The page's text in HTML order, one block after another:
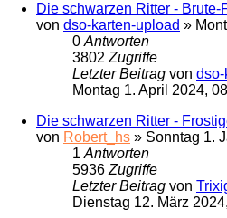
Die schwarzen Ritter -
von dso-karten-upload »
0Antworten
3802Zugriffe
Letzter Beitrag von dso-
Montag 1. April 2024,
Die schwarzen Ritter -
von Robert_hs » Sonntag 1.
1Antworten
5936Zugriffe
Letzter Beitrag von
Dienstag 12. März